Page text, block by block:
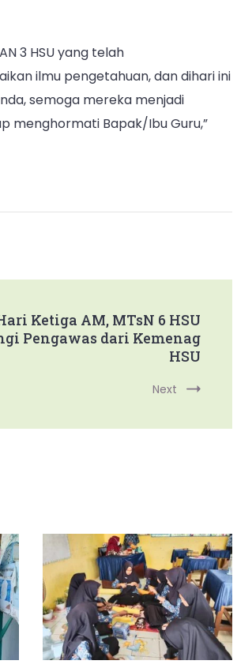
3 HSU yang telah
ilmu pengetahuan, dan dihari ini
semoga mereka menjadi
menghormati Bapak/Ibu Guru,”
Ketiga AM, MTsN 6 HSU
Pengawas dari Kemenag
HSU
Next